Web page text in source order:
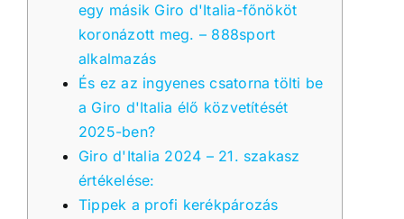
egy másik Giro d'Italia-főnököt
koronázott meg. – 888sport
alkalmazás
És ez az ingyenes csatorna tölti be
a Giro d'Italia élő közvetítését
2025-ben?
Giro d'Italia 2024 – 21. szakasz
értékelése:
Tippek a profi kerékpározás